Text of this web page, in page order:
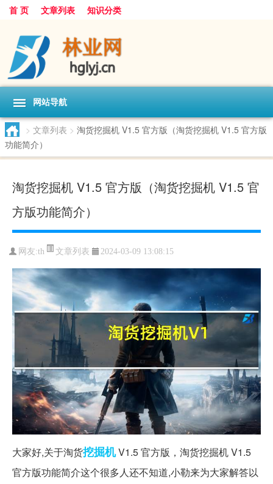
首 页 文章列表 知识分类
网站导航
> 文章列表 > 淘货挖掘机 V1.5 官方版（淘货挖掘机 V1.5 官方版
功能简介）
淘货挖掘机 V1.5 官方版（淘货挖掘机 V1.5 官
方版功能简介）
网友:th 文章列表 2024-03-09 13:08:15
大家好,关于淘货挖掘机V1.5 官方版，淘货挖掘机 V1.5
官方版功能简介这个很多人还不知道,小勒来为大家解答以